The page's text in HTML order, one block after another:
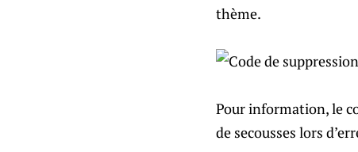
thème.
Pour information, le
de secousses lors